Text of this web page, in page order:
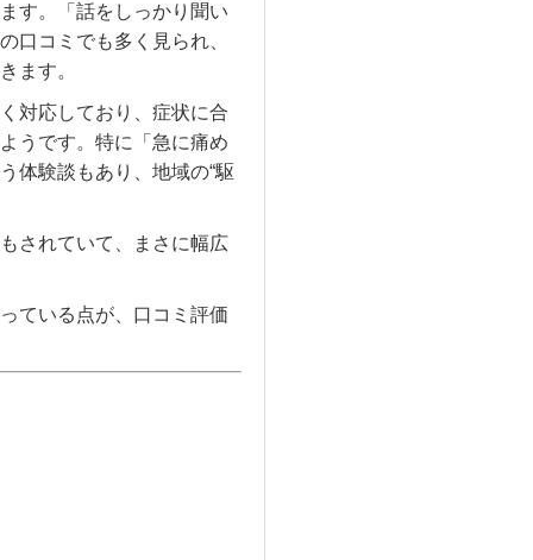
す。「話をしっかり聞い
口コミでも多く見られ、
ます。
対応しており、症状に合
うです。特に「急に痛め
体験談もあり、地域の“駆
されていて、まさに幅広
ている点が、口コミ評価